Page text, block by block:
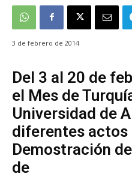
3 de febrero de 2014
Del 3 al 20 de
el Mes de
Universidad de
diferentes actos
Demostración
de